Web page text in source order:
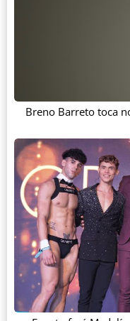
Breno Barreto toca